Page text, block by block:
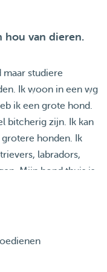
hou van dieren.
maar studiere
Ik woon in een wg
ik een grote hond.
bitcherig zijn. Ik kan
honden. Ik
labradors,
Mijn hond thuis is
intelligent deze
zijn.
attent en hou van